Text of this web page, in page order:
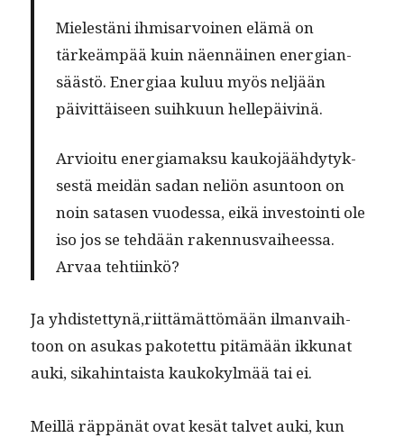
Mielestäni ihmis­ar­voinen elämä on
tärkeäm­pää kuin näen­näi­nen ener­gian­
säästö. Ener­giaa kuluu myös neljään
päivit­täiseen suihku­un hellepäivinä.
Arvioitu ener­gia­mak­su kauko­jäähdy­tyk­
ses­tä mei­dän sadan neliön asun­toon on
noin satasen vuodessa, eikä investoin­ti ole
iso jos se tehdään raken­nus­vai­heessa.
Arvaa tehtiinkö?
Ja yhdistettynä,riittämättömään ilman­vai­h­
toon on asukas pakotet­tu pitämään ikku­nat
auki, sikahin­taista kaukokylmää tai ei.
Meil­lä räp­pänät ovat kesät tal­vet auki, kun